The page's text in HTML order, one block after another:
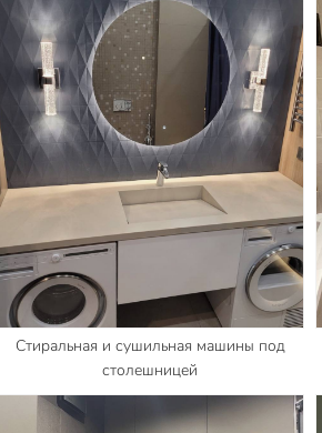
Стиральная и сушильная машины под
столешницей